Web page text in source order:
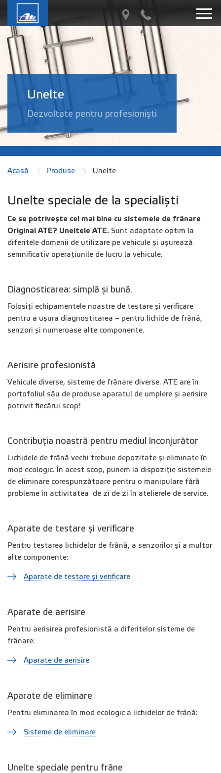
Unelte
Dezvoltate pentru profesioniști
Acasă Produse Unelte
Unelte speciale de la specialiști
Ce se potrivește cel mai bine cu sistemele de frânare
Original ATE? Uneltele ATE. Sunt adaptate optim la
diferitele domenii de utilizare pe vehicule și ușurează
semnificativ operațiunile de lucru la vehicule.
Diagnosticarea: simplă și bună.
Folosiți echipamentele noastre de testare și verificare
pentru a ușura diagnosticarea – pentru lichide de frână,
senzori și numeroase alte componente.
Aerisire profesionistă
Vehicule diverse, sisteme de frânare diverse. ATE are în
portofoliul său de produse aparatul de umplere și aerisire
potrivit fiecărui scop!
Contribuția noastră pentru mediul înconjurător
Lichidele de frână vechi trebuie depozitate și eliminate în
mod ecologic. În acest scop, punem la dispoziție sistemele
de eliminare corespunzătoare pentru o manipulare fără
probleme în activitatea de zi de zi în atelierele de service.
Aparate de testare și verificare
Pentru testarea lichidelor de frână, a senzorilor și a multor
alte componente:
Aparate de testare și verificare
Aparate de aerisire
Pentru aerisirea profesionistă a diferitelor sisteme de
frânare:
Aparate de aerisire
Aparate de eliminare
Pentru eliminarea în mod ecologic a lichidelor de frână:
Sisteme de eliminare
Unelte speciale pentru frâne